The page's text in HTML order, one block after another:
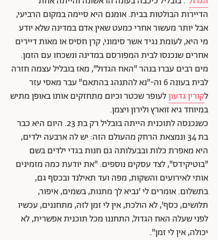
הדיירות הבולטות בבית. אומנם היא סיימה במקום הרביעי,
אבל יותר מעשור אחרי כמעט שאין אדם במדינה שלא יודע
מי היא, לעומת נגיד אשר סימוני, קרן חסיס או מאות דיירים
אחרים שנכנסו לבית המפורסם במדינה ונשכחו עם הזמן.
מים רבים עברו בנהר "האח הגדול", מאז בובליל עצמה חזרה
לבית בעונה 6 וה-"נא להתנהג בהתאם" עבר מאסי עזר
לקורין גדעוןלעופר שכטר וכיום מתחזקים אותו באופן מתיש
במיוחד גיא זוארץ ולירון ויצמן.
כשנכנסה לתוכנית הייתה בובליל רק בת 23. היום היא כבר
בת 34 ונמצאת הרחק מהעולם הזה: יש לה ארבעה ילדים,
היא מאפרת כלות ובבעלותה גם חנות בגדי ילדים בשם
"בוטיקידס", לצד עסקים נוספים. "את יודעת כמה מזמינים
אותי לאירועים והשקות, מפה ועד תאילנד ובכסף גם,
בתשלום. אומרים לי 'נביא לך מתנות, בשמים, איפור,
תלושים, כסף', לא הולכת, אין לי זמן לזה, מתחננים, עכשיו
לפני שעלה האח הגדול, התחננו מכל תוכנית אפשרית, לא
יכולה, אין לי זמן".